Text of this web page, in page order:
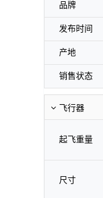
品牌
发布时间
产地
销售状态
飞行器
起飞重量
尺寸